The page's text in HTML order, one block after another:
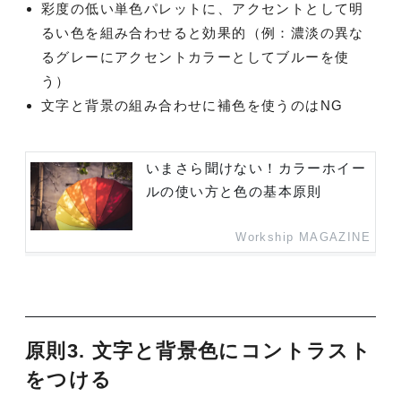
彩度の低い単色パレットに、アクセントとして明
るい色を組み合わせると効果的（例：濃淡の異な
るグレーにアクセントカラーとしてブルーを使
う）
文字と背景の組み合わせに補色を使うのはNG
いまさら聞けない！カラーホイー
ルの使い方と色の基本原則
Workship MAGAZINE
原則3. 文字と背景色にコントラスト
をつける